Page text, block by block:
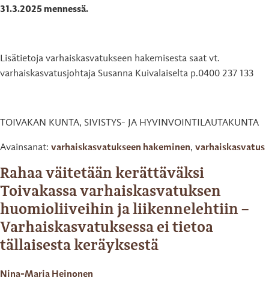
31.3.2025 mennessä.
Lisätietoja varhaiskasvatukseen hakemisesta saat vt.
varhaiskasvatusjohtaja Susanna Kuivalaiselta p.0400 237 133
TOIVAKAN KUNTA, SIVISTYS- JA HYVINVOINTILAUTAKUNTA
Avainsanat: varhaiskasvatukseen hakeminen, varhaiskasvatus
Rahaa väitetään kerättäväksi
Toivakassa varhaiskasvatuksen
huomioliiveihin ja liikennelehtiin –
Varhaiskasvatuksessa ei tietoa
tällaisesta keräyksestä
Nina-Maria Heinonen